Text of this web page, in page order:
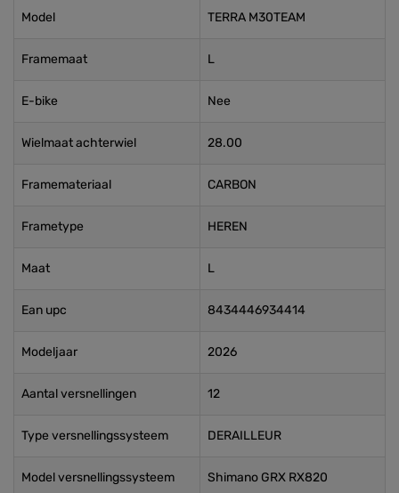
Model TERRA M30TEAM
Framemaat L
E-bike Nee
Wielmaat achterwiel 28.00
Framemateriaal CARBON
Frametype HEREN
Maat L
Ean upc 8434446934414
Modeljaar 2026
Aantal versnellingen 12
Type versnellingssysteem DERAILLEUR
Model versnellingssysteem Shimano GRX RX820